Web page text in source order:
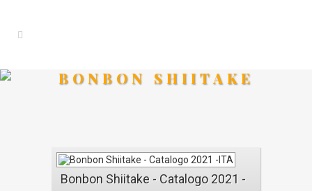
BONBON SHIITAKE
Bonbon Shiitake - Catalogo 2021 -